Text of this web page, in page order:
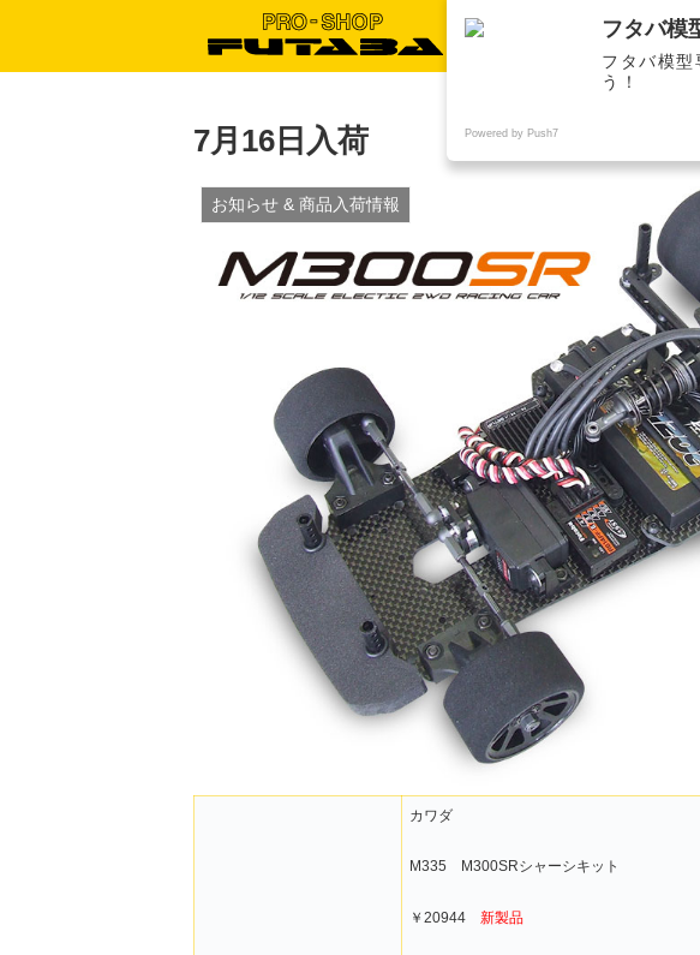
STORE
店舗
7月16日入荷
お知らせ & 商品入荷情報
カワダ
M335 M300SRシャーシキット
￥20944 新製品
フタバ模
フタバ模
う！
Powered by Push7